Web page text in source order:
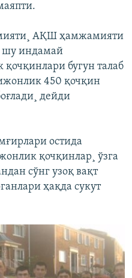
АҚШ ҳамжамияти
шу индамай
қочқинлари бугун талаб
450 қочқин
дейди
остида
қочқинлар¸ ўзга
сўнг узоқ вақт
ҳақда сукут